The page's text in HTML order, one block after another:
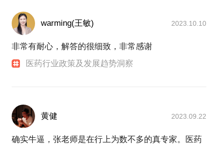
warming(王敏) 2023.10.10
非常有耐心，解答的很细致，非常感谢
医药行业政策及发展趋势洞察
黄健 2023.09.22
确实牛逼，张老师是在行上为数不多的真专家。医药